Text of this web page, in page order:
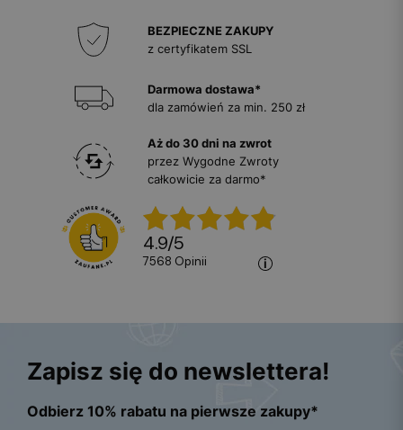
BEZPIECZNE ZAKUPY
z certyfikatem SSL
Darmowa dostawa*
dla zamówień za min. 250 zł
Aż do 30 dni na zwrot
przez Wygodne Zwroty
całkowicie za darmo*
4.9/5
7568 opinii
Zapisz się do newslettera!
Odbierz 10% rabatu na pierwsze zakupy*